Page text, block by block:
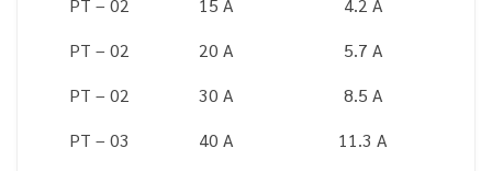
PT – 02
20 A
5.7 A
PT – 02
30 A
8.5 A
PT – 03
40 A
11.3 A